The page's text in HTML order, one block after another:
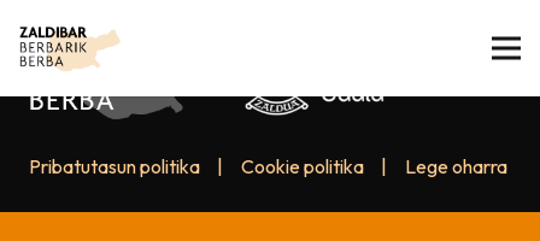
Pribatutasun politika Cookie politika Lege oharra